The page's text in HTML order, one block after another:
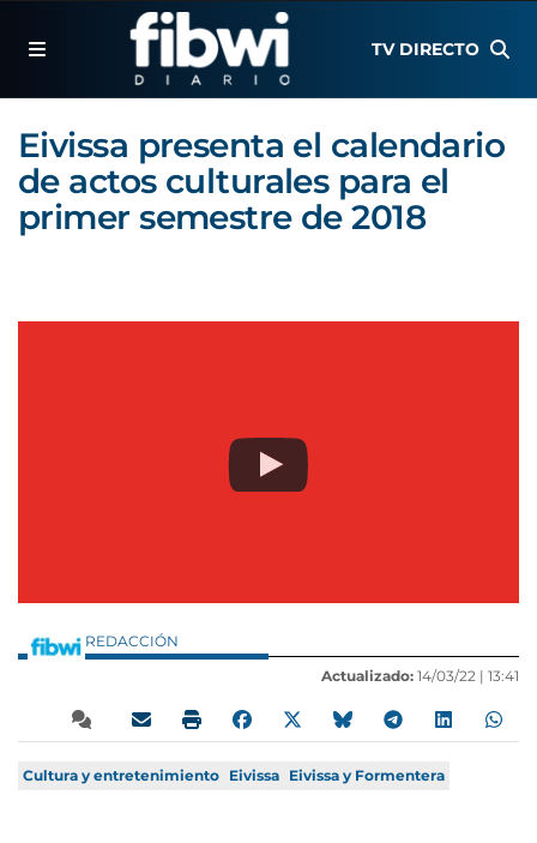
TV DIRECTO
Eivissa presenta el calendario
de actos culturales para el
primer semestre de 2018
REDACCIÓN
Actualizado: 14/03/22 | 13:41
Cultura y entretenimiento Eivissa Eivissa y Formentera